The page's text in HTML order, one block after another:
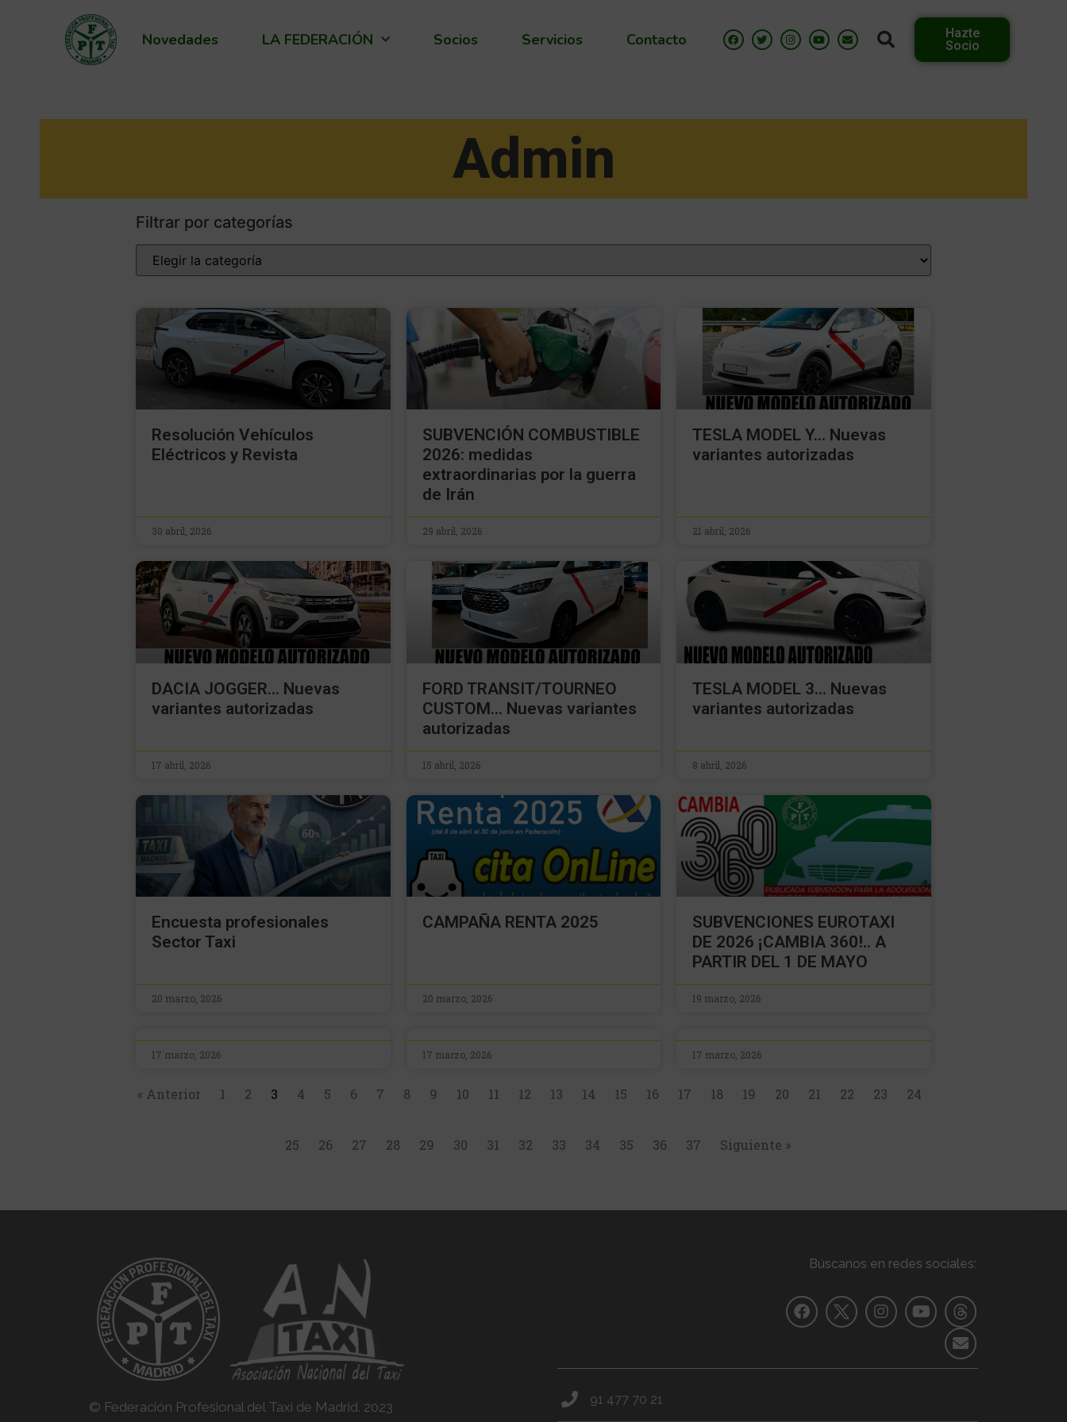
Novedades LA FEDERACIÓN Socios Servicios Contacto
Hazte
Socio
Admin
Filtrar por categorías
Resolución Vehículos
Eléctricos y Revista
30 abril, 2026
SUBVENCIÓN COMBUSTIBLE
2026: medidas
extraordinarias por la guerra
de Irán
29 abril, 2026
TESLA MODEL Y… Nuevas
variantes autorizadas
21 abril, 2026
DACIA JOGGER… Nuevas
variantes autorizadas
17 abril, 2026
FORD TRANSIT/TOURNEO
CUSTOM… Nuevas variantes
autorizadas
15 abril, 2026
TESLA MODEL 3… Nuevas
variantes autorizadas
8 abril, 2026
Encuesta profesionales
Sector Taxi
20 marzo, 2026
CAMPAÑA RENTA 2025
20 marzo, 2026
SUBVENCIONES EUROTAXI
DE 2026 ¡CAMBIA 360!.. A
PARTIR DEL 1 DE MAYO
19 marzo, 2026
17 marzo, 2026 17 marzo, 2026 17 marzo, 2026
« Anterior 1 2 3 4 5 6 7 8 9 10 11 12 13 14 15 16 17 18 19 20 21 22 23 24
25 26 27 28 29 30 31 32 33 34 35 36 37 Siguiente »
© Federación Profesional del Taxi de Madrid. 2023
Búscanos en redes sociales:
91 477 70 21